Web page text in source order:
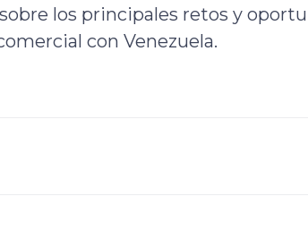
los principales retos y
con Venezuela.